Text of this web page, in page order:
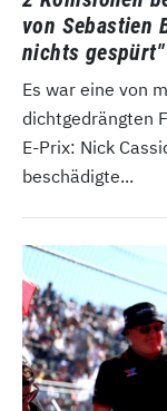
von Sebastien
nichts gespürt"
Es war eine von
dichtgedrängten
E-Prix: Nick
beschädigte...